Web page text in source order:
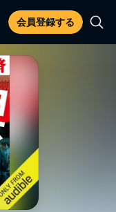
会員登録する